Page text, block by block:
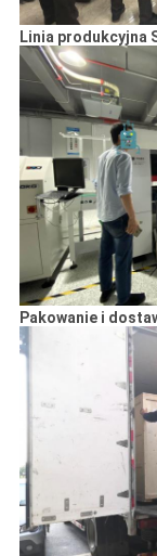
Linia produkcyjna
Pakowanie i